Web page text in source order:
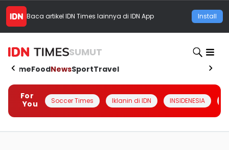
Baca artikel IDN Times lainnya di IDN App Install
SUMUT
HomeFoodNewsSportTravel
For
You
Soccer Times Iklanin di IDN INSIDENESIA